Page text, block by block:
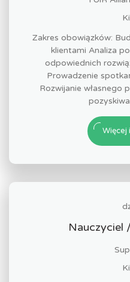
Zakres obowiązków:
klientami Analiza
odpowiednich
Prowadzenie
Rozwijanie własnego
Więcej
Nauczyciel